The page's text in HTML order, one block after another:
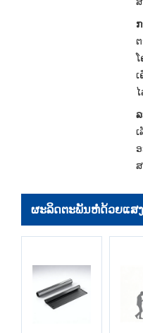
ຜະລິດຕະພັນຫໍ່ດ້ວຍແສ